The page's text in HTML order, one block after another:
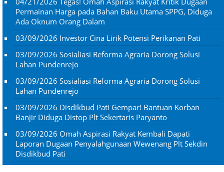
Permainan Harga pada Bahan Baku Utama SPPG, Diduga
Ada Oknum Orang Dalam
03/09/2026 Investor Cina Lirik Potensi Perikanan Pati
03/09/2026 Sosialiasi Reforma Agraria Dorong Solusi
Lahan Pundenrejo
03/09/2026 Sosialiasi Reforma Agraria Dorong Solusi
Lahan Pundenrejo
03/09/2026 Disdikbud Pati Gempar! Bantuan Korban
Banjir Diduga Distop Plt Sekertaris Paryanto
03/09/2026 Omah Aspirasi Rakyat Kembali Dapati
Laporan Dugaan Penyalahgunaan Wewenang Plt Sekdin
Disdikbud Pati